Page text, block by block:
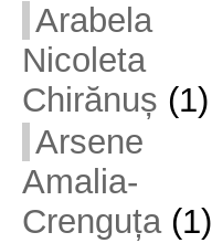
Arabela
Nicoleta
Chirănuș (1)
Arsene
Amalia-
Crenguța(1)